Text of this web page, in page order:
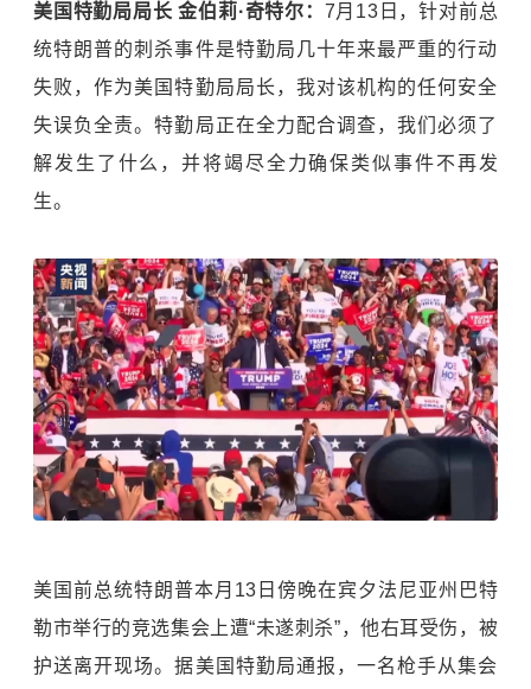
美国特勤局局长 金伯莉·奇特尔： 7月13日，针对前总
统特朗普的刺杀事件是特勤局几十年来最严重的行动
失败，作为美国特勤局局长，我对该机构的任何安全
失误负全责。特勤局正在全力配合调查，我们必须了
解发生了什么，并将竭尽全力确保类似事件不再发
生。
美国前总统特朗普本月13日傍晚在宾夕法尼亚州巴特
勒市举行的竞选集会上遭“未遂刺杀”，他右耳受伤，被
护送离开现场。据美国特勤局通报，一名枪手从集会